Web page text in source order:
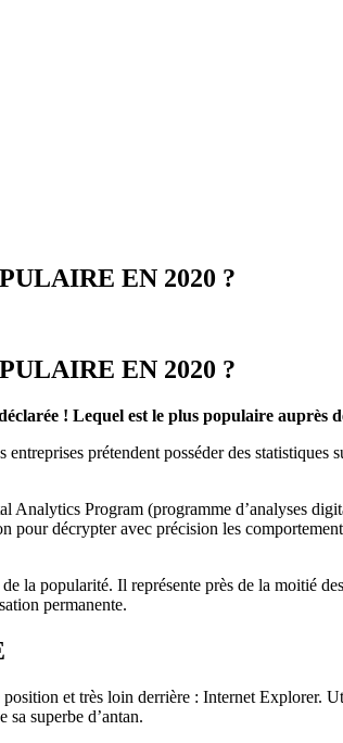
EN 2020 ?
EN 2020 ?
! Lequel est le plus populaire auprès
entreprises prétendent posséder des
Program (programme d’analyses
pour décrypter avec précision les
la popularité. Il représente près de la moitié
permanente.
et très loin derrière : Internet Explorer.
superbe d’antan.